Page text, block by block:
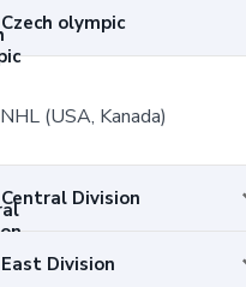
Czech olympic
NHL (USA, Kanada)
Central Division
East Division